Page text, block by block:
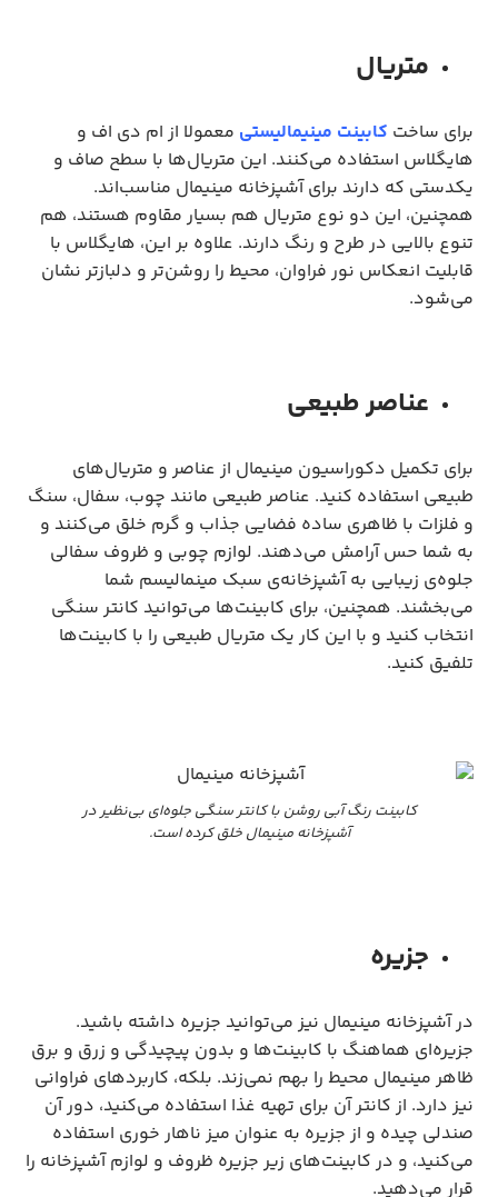
متریال
برای ساخت کابینت مینیمالیستی معمولا از ام دی اف و
هایگلاس استفاده می‌کنند. این متریال‌ها با سطح صاف و
یکدستی که دارند برای آشپزخانه مینیمال مناسب‌اند.
همچنین، این دو نوع متریال هم بسیار مقاوم هستند، هم
تنوع بالایی در طرح و رنگ دارند. علاوه بر این، هایگلاس با
قابلیت انعکاس نور فراوان، محیط را روشن‌تر و دلبازتر نشان
می‌شود.
عناصر طبیعی
برای تکمیل دکوراسیون مینیمال از عناصر و متریال‌های
طبیعی استفاده کنید. عناصر طبیعی مانند چوب، سفال، سنگ
و فلزات با ظاهری ساده فضایی جذاب و گرم خلق می‌کنند و
به شما حس آرامش می‌دهند. لوازم چوبی و ظروف سفالی
جلوه‌ی زیبایی به آشپزخانه‌ی سبک مینمالیسم شما
می‌بخشند. همچنین، برای کابینت‌ها می‌توانید کانتر سنگی
انتخاب کنید و با این کار یک متریال طبیعی را با کابینت‌ها
تلفیق کنید.
کابینت رنگ آبی روشن با کانتر سنگی جلوه‌ای بی‌نظیر در
آشپزخانه مینیمال خلق کرده است.
جزیره
در آشپزخانه مینیمال نیز می‌توانید جزیره داشته باشید.
جزیره‌ای هماهنگ با کابینت‌ها و بدون پیچیدگی و زرق و برق
ظاهر مینیمال محیط را بهم نمی‌زند. بلکه، کاربردهای فراوانی
نیز دارد. از کانتر آن برای تهیه غذا استفاده می‌کنید، دور آن
صندلی چیده و از جزیره به عنوان میز ناهار خوری استفاده
می‌کنید، و در کابینت‌های زیر جزیره ظروف و لوازم آشپزخانه را
قرار می‌دهید.